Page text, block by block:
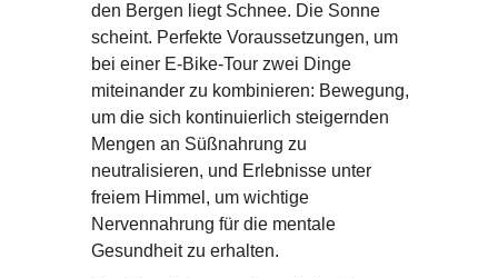
den Bergen liegt Schnee. Die Sonne
scheint. Perfekte Voraussetzungen, um
bei einer E-Bike-Tour zwei Dinge
miteinander zu kombinieren: Bewegung,
um die sich kontinuierlich steigernden
Mengen an Süßnahrung zu
neutralisieren, und Erlebnisse unter
freiem Himmel, um wichtige
Nervennahrung für die mentale
Gesundheit zu erhalten.